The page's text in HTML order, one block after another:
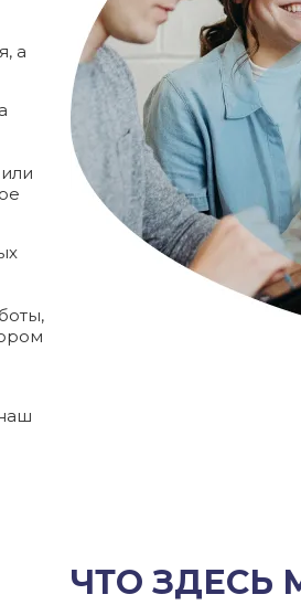
а
ЧТО ЗДЕСЬ